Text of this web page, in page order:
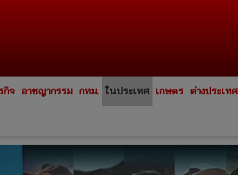
กิจ อาชญากรรม กทม. ในประเทศ เกษตร ต่างประเทศ